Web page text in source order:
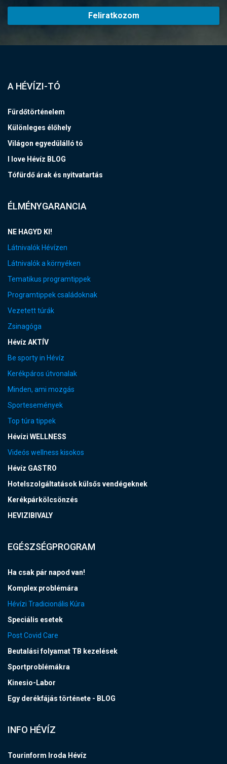
Feliratkozom
A HÉVÍZI-TÓ
Fürdőtörténelem
Különleges élőhely
Világon egyedülálló tó
I love Hévíz BLOG
Tófürdő árak és nyitvatartás
ÉLMÉNYGARANCIA
NE HAGYD KI!
Látnivalók Hévízen
Látnivalók a környéken
Tematikus programtippek
Programtippek családoknak
Vezetett túrák
Zsinagóga
Hévíz AKTÍV
Be sporty in Hévíz
Kerékpáros útvonalak
Minden, ami mozgás
Sportesemények
Top túra tippek
Hévízi WELLNESS
Videós wellness kisokos
Hévíz GASTRO
Hotelszolgáltatások külsős vendégeknek
Kerékpárkölcsönzés
HEVIZIBIVALY
EGÉSZSÉGPROGRAM
Ha csak pár napod van!
Komplex problémára
Hévízi Tradicionális Kúra
Speciális esetek
Post Covid Care
Beutalási folyamat TB kezelések
Sportproblémákra
Kinesio-Labor
Egy derékfájás története - BLOG
INFO HÉVÍZ
Tourinform Iroda Hévíz